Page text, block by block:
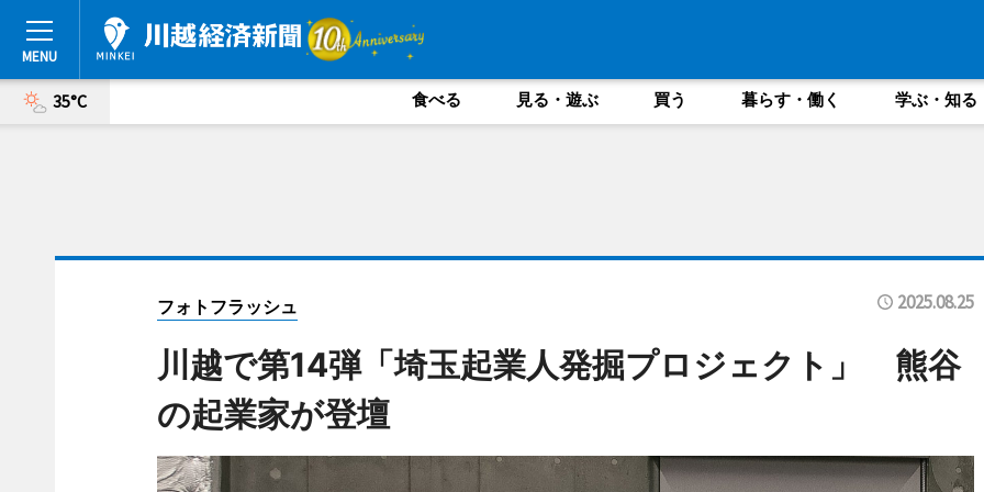
35°C 食べる 見る・遊ぶ 買う 暮らす・働く 学ぶ・知る
フォトフラッシュ 2025.08.25
川越で第14弾「埼玉起業人発掘プロジェクト」 熊谷
の起業家が登壇